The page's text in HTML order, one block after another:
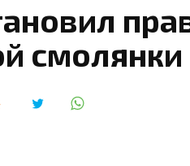
смолянки